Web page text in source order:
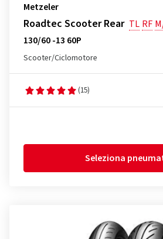
Metzeler
Roadtec Scooter Rear TL RF
130/60 -13 60P
Scooter/Ciclomotore
(15)
Seleziona